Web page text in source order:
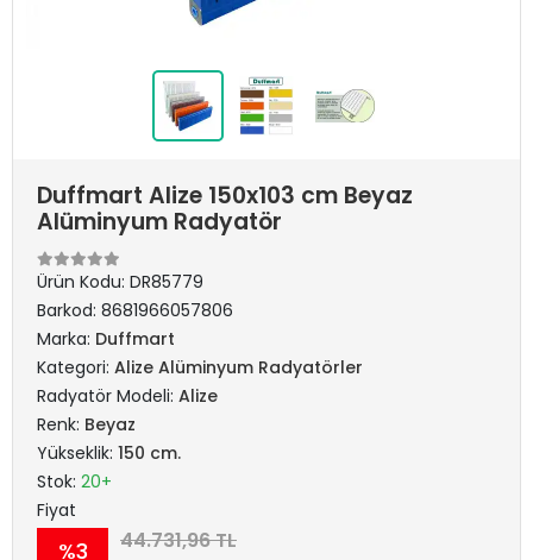
Duffmart Alize 150x103 cm Beyaz
Alüminyum Radyatör
Ürün Kodu: DR85779
Barkod: 8681966057806
Marka: Duffmart
Kategori: Alize Alüminyum Radyatörler
Radyatör Modeli: Alize
Renk: Beyaz
Yükseklik: 150 cm.
Stok: 20+
Fiyat
%3 44.731,96 TL